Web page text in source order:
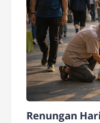
Renungan